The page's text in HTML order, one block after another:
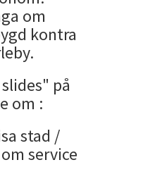
om
kontra
på
om :
stad /
service